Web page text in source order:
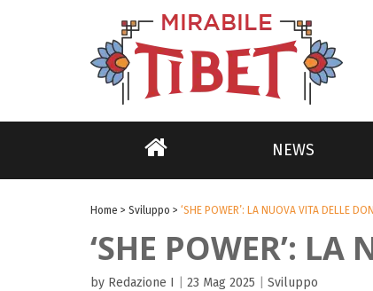
NEWS
Home > Sviluppo > ‘SHE POWER’: LA NUOVA VITA DELLE
‘SHE POWER’:
by Redazione I 23 Mag 2025 Sviluppo